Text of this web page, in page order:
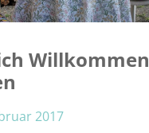
Willkommen
2017